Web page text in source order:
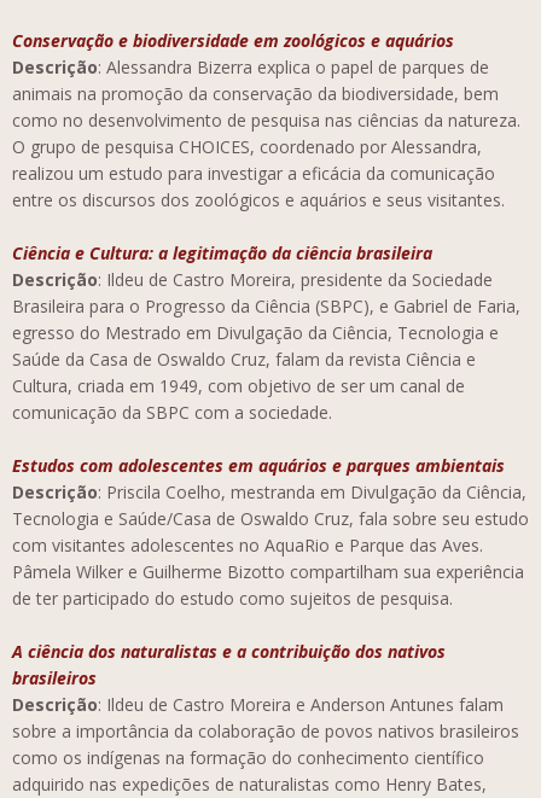
Conservação e biodiversidade em zoológicos e aquários
Descrição: Alessandra Bizerra explica o papel de parques de
animais na promoção da conservação da biodiversidade, bem
como no desenvolvimento de pesquisa nas ciências da natureza.
O grupo de pesquisa CHOICES, coordenado por Alessandra,
realizou um estudo para investigar a eficácia da comunicação
entre os discursos dos zoológicos e aquários e seus visitantes.
Ciência e Cultura: a legitimação da ciência brasileira
Descrição: Ildeu de Castro Moreira, presidente da Sociedade
Brasileira para o Progresso da Ciência (SBPC), e Gabriel de Faria,
egresso do Mestrado em Divulgação da Ciência, Tecnologia e
Saúde da Casa de Oswaldo Cruz, falam da revista Ciência e
Cultura, criada em 1949, com objetivo de ser um canal de
comunicação da SBPC com a sociedade.
Estudos com adolescentes em aquários e parques ambientais
Descrição: Priscila Coelho, mestranda em Divulgação da Ciência,
Tecnologia e Saúde/Casa de Oswaldo Cruz, fala sobre seu estudo
com visitantes adolescentes no AquaRio e Parque das Aves.
Pâmela Wilker e Guilherme Bizotto compartilham sua experiência
de ter participado do estudo como sujeitos de pesquisa.
A ciência dos naturalistas e a contribuição dos nativos
brasileiros
Descrição: Ildeu de Castro Moreira e Anderson Antunes falam
sobre a importância da colaboração de povos nativos brasileiros
como os indígenas na formação do conhecimento científico
adquirido nas expedições de naturalistas como Henry Bates,